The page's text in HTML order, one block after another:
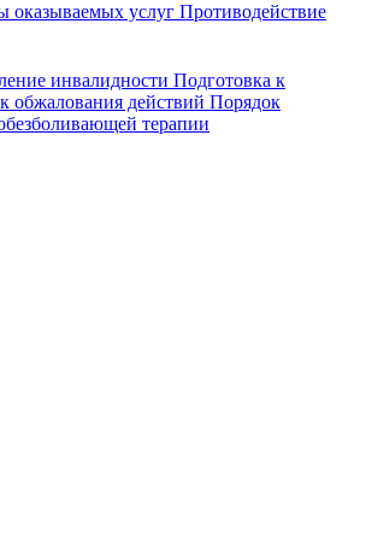
оказываемых услуг Противодействие
инвалидности Подготовка к
обжалования действий Порядок
терапии